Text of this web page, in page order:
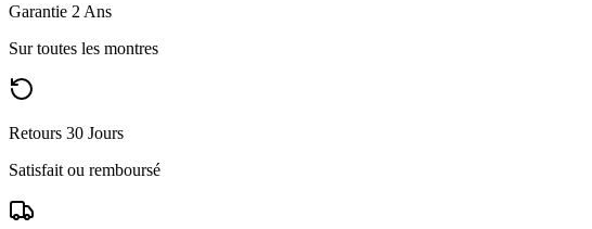
Garantie 2 Ans
Sur toutes les montres
Retours 30 Jours
Satisfait ou remboursé